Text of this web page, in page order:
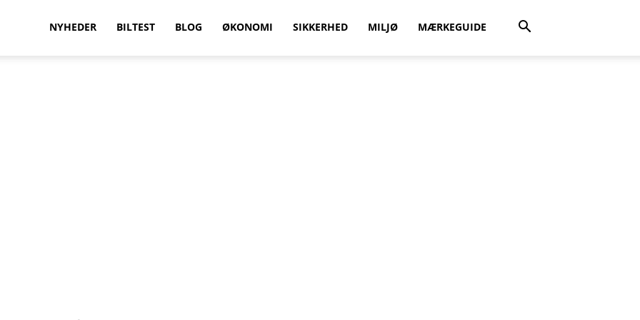
NYHEDER BILTEST BLOG ØKONOMI SIKKERHED MILJØ MÆRKEGUIDE